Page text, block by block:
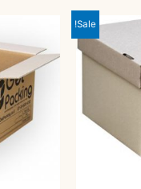
29
23 ₪.
Sale!